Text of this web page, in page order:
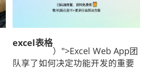
excel表格
）">Excel Web App团
队享了如何决定功能开发的重要